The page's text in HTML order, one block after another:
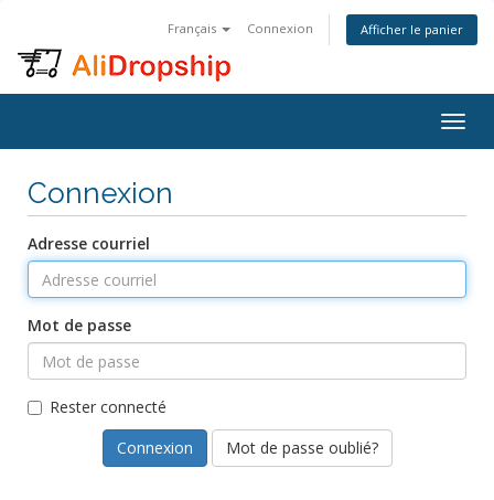
Français Connexion Afficher le panier
Connexion
Adresse courriel
Mot de passe
Rester connecté
Mot de passe oublié?